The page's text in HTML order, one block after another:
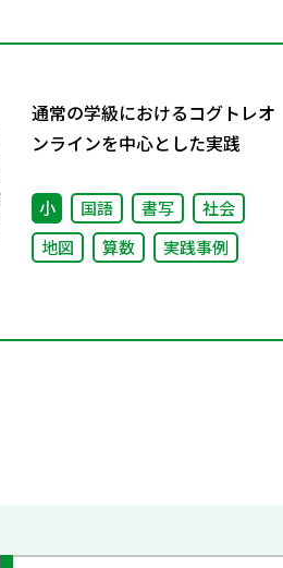
通常の学級におけるコグトレオ
ンラインを中心とした実践
小 国語 書写
社会
地図
算数 実践事例